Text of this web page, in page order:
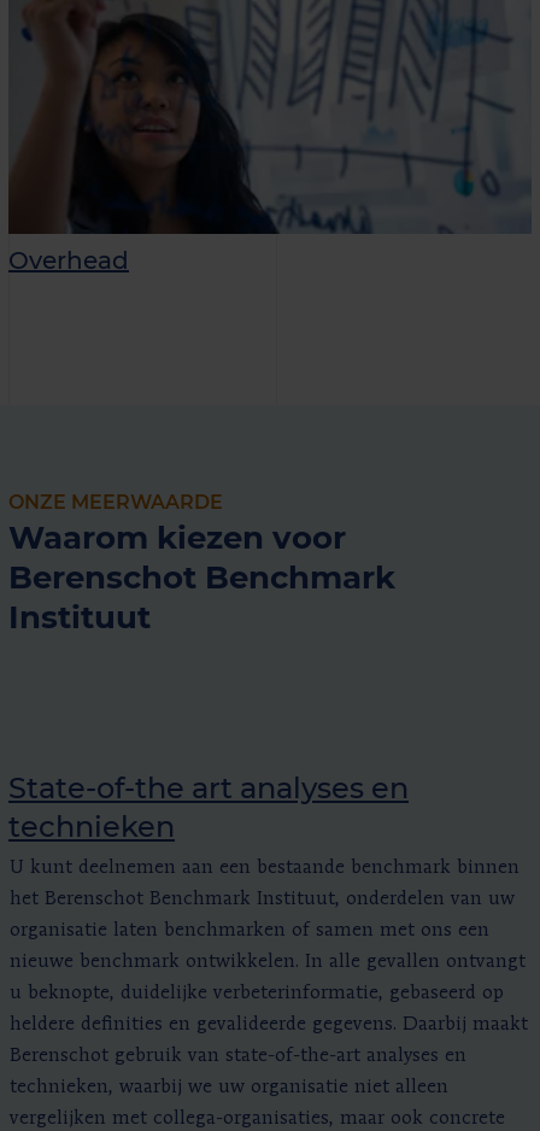
Overhead
ONZE MEERWAARDE
Waarom kiezen voor
Berenschot Benchmark
Instituut
State-of-the art analyses en
technieken
U kunt deelnemen aan een bestaande benchmark binnen
het Berenschot Benchmark Instituut, onderdelen van uw
organisatie laten benchmarken of samen met ons een
nieuwe benchmark ontwikkelen. In alle gevallen ontvangt
u beknopte, duidelijke verbeterinformatie, gebaseerd op
heldere definities en gevalideerde gegevens. Daarbij maakt
Berenschot gebruik van state-of-the-art analyses en
technieken, waarbij we uw organisatie niet alleen
vergelijken met collega-organisaties, maar ook concrete